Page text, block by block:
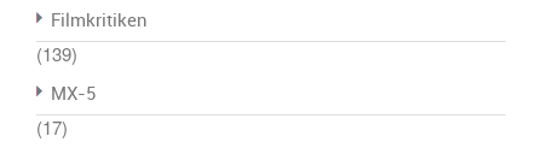
Filmkritiken
(139)
MX-5
(17)